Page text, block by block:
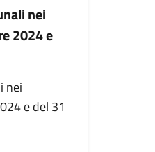
nei
2024 e
nei
e del 31